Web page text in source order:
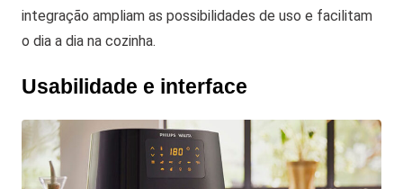
integração ampliam as possibilidades de uso e facilitam
o dia a dia na cozinha.
Usabilidade e interface